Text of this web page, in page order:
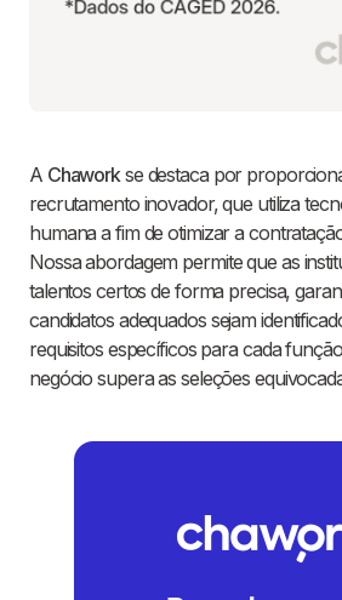
A Chaworkse destaca por
recrutamento inovador, que utiliza
humana a fim de otimizar a
Nossa abordagem permite que as
talentos certos de forma precisa,
candidatos adequados sejam
requisitos específicos para cada
negócio supera as seleções